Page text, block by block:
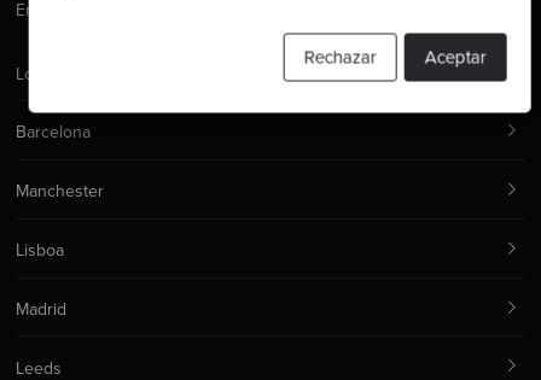
Aceptar
Rechazar
Email:
Londres
Barcelona
Manchester
Lisboa
Madrid
Leeds